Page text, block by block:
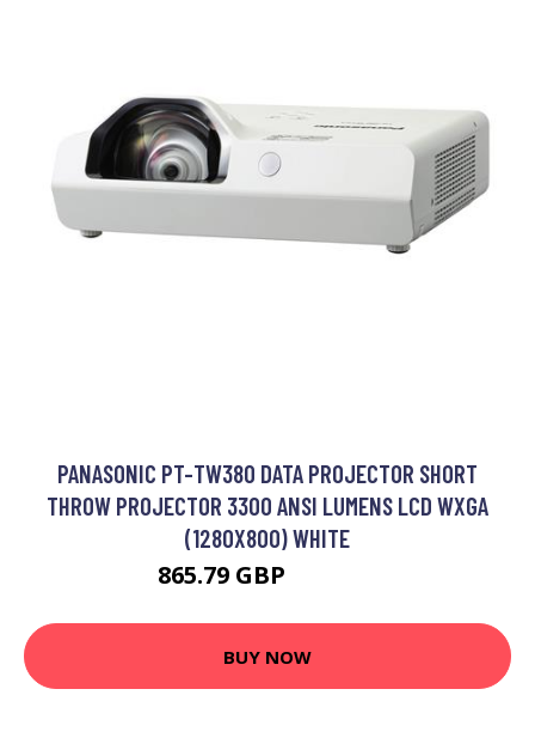
PANASONIC PT-TW380 DATA PROJECTOR SHORT
THROW PROJECTOR 3300 ANSI LUMENS LCD WXGA
(1280X800) WHITE
865.79 GBP
BUY NOW